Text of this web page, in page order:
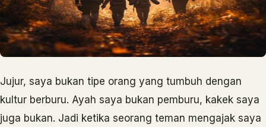
Jujur, saya bukan tipe orang yang tumbuh dengan
kultur berburu. Ayah saya bukan pemburu, kakek saya
juga bukan. Jadi ketika seorang teman mengajak saya